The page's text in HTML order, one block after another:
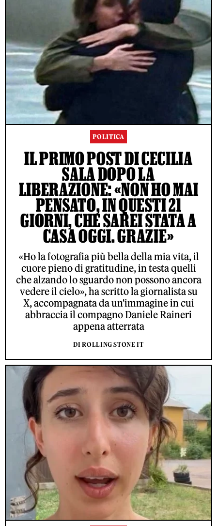
POLITICA
IL PRIMO POST DI CECILIA
SALA DOPO LA
LIBERAZIONE: «NON HO MAI
PENSATO, IN QUESTI 21
GIORNI, CHE SAREI STATA A
CASA OGGI. GRAZIE»
«Ho la fotografia più bella della mia vita, il
cuore pieno di gratitudine, in testa quelli
che alzando lo sguardo non possono ancora
vedere il cielo», ha scritto la giornalista su
X, accompagnata da un'immagine in cui
abbraccia il compagno Daniele Raineri
appena atterrata
DI ROLLING STONE IT